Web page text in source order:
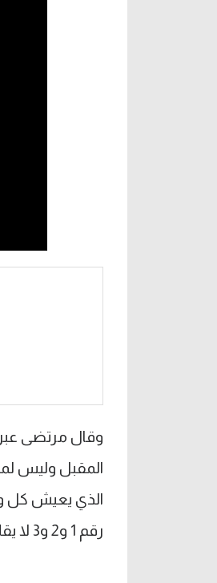
وقال مرتضى عبر
المقبل وليس
الذي يعيش كل
رقم 1 و2 و3 لا يقلون عنه".